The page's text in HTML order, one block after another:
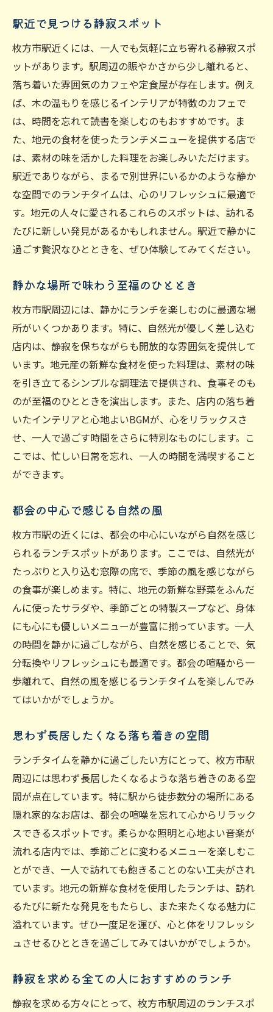
駅近で見つける静寂スポット
枚方市駅近くには、一人でも気軽に立ち寄れる静寂スポ
ットがあります。駅周辺の賑やかさから少し離れると、
落ち着いた雰囲気のカフェや定食屋が存在します。例え
ば、木の温もりを感じるインテリアが特徴のカフェで
は、時間を忘れて読書を楽しむのもおすすめです。ま
た、地元の食材を使ったランチメニューを提供する店で
は、素材の味を活かした料理をお楽しみいただけます。
駅近でありながら、まるで別世界にいるかのような静か
な空間でのランチタイムは、心のリフレッシュに最適で
す。地元の人々に愛されるこれらのスポットは、訪れる
たびに新しい発見があるかもしれません。駅近で静かに
過ごす贅沢なひとときを、ぜひ体験してみてください。
静かな場所で味わう至福のひととき
枚方市駅周辺には、静かにランチを楽しむのに最適な場
所がいくつかあります。特に、自然光が優しく差し込む
店内は、静寂を保ちながらも開放的な雰囲気を提供して
います。地元産の新鮮な食材を使った料理は、素材の味
を引き立てるシンプルな調理法で提供され、食事そのも
のが至福のひとときを演出します。また、店内の落ち着
いたインテリアと心地よいBGMが、心をリラックスさ
せ、一人で過ごす時間をさらに特別なものにします。こ
こでは、忙しい日常を忘れ、一人の時間を満喫すること
ができます。
都会の中心で感じる自然の風
枚方市駅の近くには、都会の中心にいながら自然を感じ
られるランチスポットがあります。ここでは、自然光が
たっぷりと入り込む窓際の席で、季節の風を感じながら
の食事が楽しめます。特に、地元の新鮮な野菜をふんだ
んに使ったサラダや、季節ごとの特製スープなど、身体
にも心にも優しいメニューが豊富に揃っています。一人
の時間を静かに過ごしながら、自然を感じることで、気
分転換やリフレッシュにも最適です。都会の喧騒から一
歩離れて、自然の風を感じるランチタイムを楽しんでみ
てはいかがでしょうか。
思わず長居したくなる落ち着きの空間
ランチタイムを静かに過ごしたい方にとって、枚方市駅
周辺には思わず長居したくなるような落ち着きのある空
間が点在しています。特に駅から徒歩数分の場所にある
隠れ家的なお店は、都会の喧噪を忘れて心からリラック
スできるスポットです。柔らかな照明と心地よい音楽が
流れる店内では、季節ごとに変わるメニューを楽しむこ
とができ、一人で訪れても飽きることのない工夫がされ
ています。地元の新鮮な食材を使用したランチは、訪れ
るたびに新たな発見をもたらし、また来たくなる魅力に
溢れています。ぜひ一度足を運び、心と体をリフレッシ
ュさせるひとときを過ごしてみてはいかがでしょうか。
静寂を求める全ての人におすすめのランチ
静寂を求める方々にとって、枚方市駅周辺のランチスポ